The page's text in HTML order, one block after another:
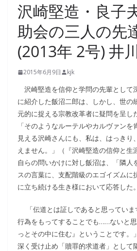
沢崎堅造・良子
助会の三人の先
(2013年 2号) 井
2015年6月9日 kjk
沢崎堅造を信仰と学問の先輩として
に紹介した飯沼二郎は、しかし、世の
元的に捉える宗教改革者に疑問を呈し
「そのようなルーテルやカルヴァンを
見える沢崎さんにも、私は、はっきり
えません。」（『沢崎堅造の信仰と生
自らの問いかけに対し飯沼は、「隣人
スの言葉に、支配階級のエゴイズムに
に立ち続ける生き様において応答した。
「伝道とは証しであると思っていま
行為をもってすることでも……ないと
っとその中に住む』ということです。
深く受け止め「贖罪的求道者」として